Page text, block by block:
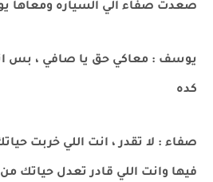
صعدت صفاء الي السياره ومعاها
يوسف : معاكي حق يا صافي ، بس
كده
صفاء : لا تقدر ، انت اللي خربت
فيها وانت اللي قادر تعدل حياتك